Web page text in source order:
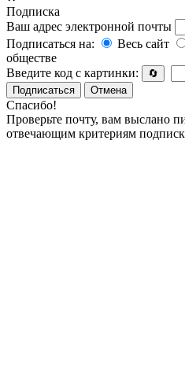
Подписка
Ваш адрес электронной почты
Подписаться на:
Весь сайт
обществе
Введите код с картинки:
🔄
Подписаться
Отмена
Спасибо!
Проверьте почту, вам выслано
отвечающим критериям